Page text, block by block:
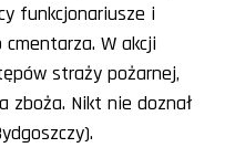
funkcjonariusze i
W akcji
straży pożarnej,
zboża. Nikt nie doznał